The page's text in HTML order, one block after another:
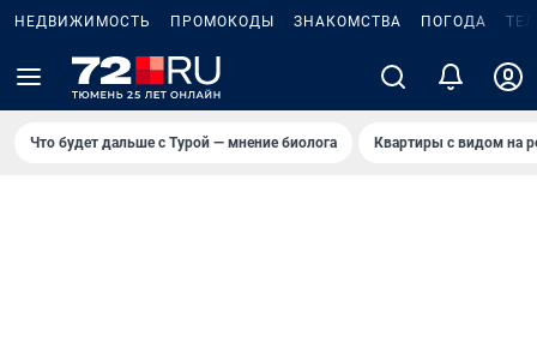
НЕДВИЖИМОСТЬ ПРОМОКОДЫ ЗНАКОМСТВА ПОГОДА
Что будет дальше с Турой — мнение биолога Квартиры с видом на